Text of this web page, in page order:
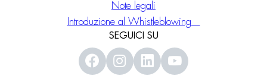
Note legali
Introduzione al Whistleblowing
SEGUICI SU